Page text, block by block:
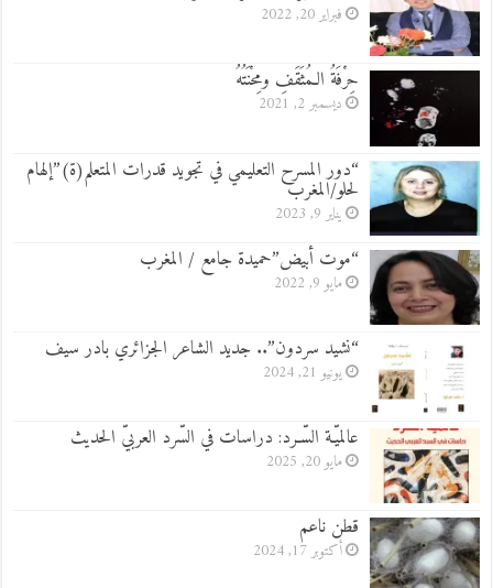
فبراير 20, 2022
حِرْفَةُ الـمُثَقَفِ ومِحْنَتُهُ
ديسمبر 2, 2021
“دور المسرح التعليمي في تجويد قدرات المتعلم(ة)”إلهام
لحلو/المغرب
يناير 9, 2023
“موت أبيض”حميدة جامع / المغرب
مايو 9, 2022
“نشيد سردون”.. جديد الشاعر الجزائري بادر سيف
يونيو 21, 2024
عالميّـة السّـرد: دراسات في السّرد العربيّ الحديث
مايو 20, 2025
قطن ناعم
أكتوبر 17, 2024